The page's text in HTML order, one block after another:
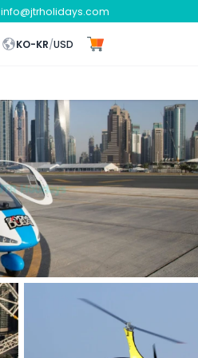
info@jtrholidays.com
KO-KR/USD